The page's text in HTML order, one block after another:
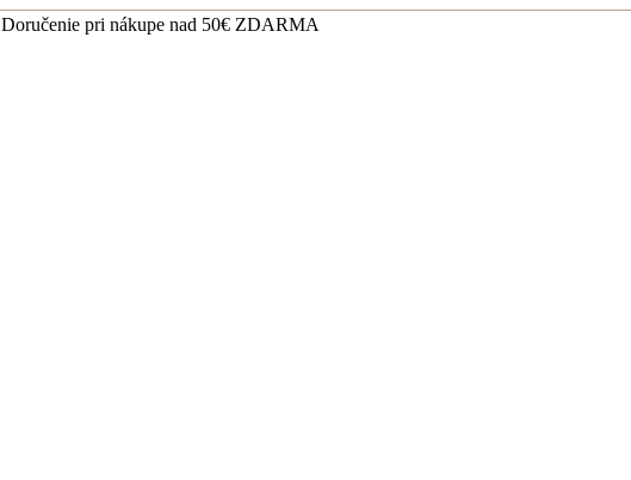
Doručenie pri nákupe nad 50€ ZDARMA